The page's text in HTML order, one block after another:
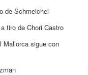
de Schmeichel
tiro de Chori Castro
Mallorca sigue con